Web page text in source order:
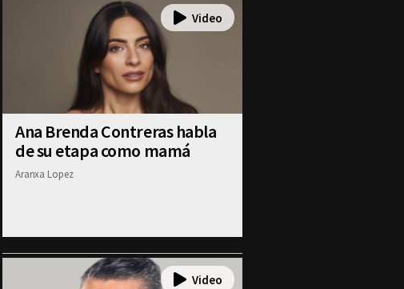
Ana Brenda Contreras habla
de su etapa como mamá
Aranxa Lopez